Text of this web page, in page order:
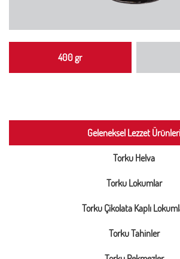
400 gr
Geleneksel Lezzet Ürünleri
Torku Helva
Torku Lokumlar
Torku Çikolata Kaplı
Torku Tahinler